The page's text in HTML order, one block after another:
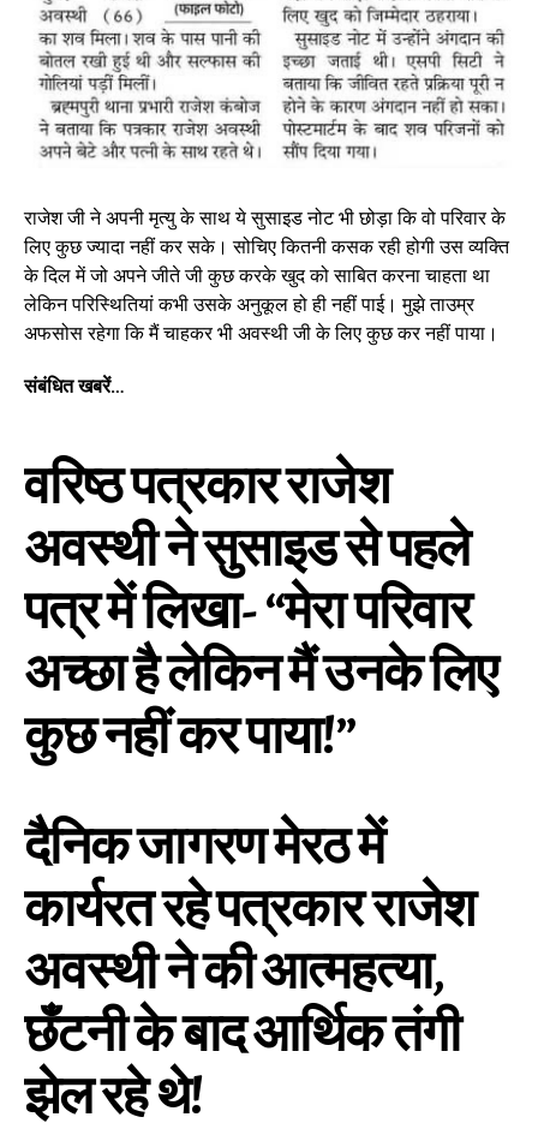
राजेश जी ने अपनी मृत्यु के साथ ये सुसाइड नोट भी छोड़ा कि वो परिवार के
लिए कुछ ज्यादा नहीं कर सके। सोचिए कितनी कसक रही होगी उस व्यक्ति
के दिल में जो अपने जीते जी कुछ करके खुद को साबित करना चाहता था
लेकिन परिस्थितियां कभी उसके अनुकूल हो ही नहीं पाई। मुझे ताउम्र
अफसोस रहेगा कि मैं चाहकर भी अवस्थी जी के लिए कुछ कर नहीं पाया।
संबंधित खबरें…
वरिष्ठ पत्रकार राजेश
अवस्थी ने सुसाइड से पहले
पत्र में लिखा- “मेरा परिवार
अच्छा है लेकिन मैं उनके लिए
कुछ नहीं कर पाया!”
दैनिक जागरण मेरठ में
कार्यरत रहे पत्रकार राजेश
अवस्थी ने की आत्महत्या,
छँटनी के बाद आर्थिक तंगी
झेल रहे थे!